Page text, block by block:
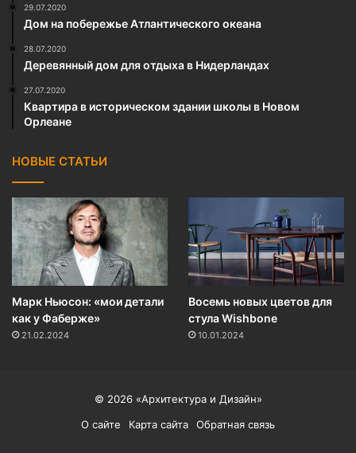
29.07.2020
Дом на побережье Атлантического океана
28.07.2020
Деревянный дом для отдыха в Нидерландах
27.07.2020
Квартира в историческом здании школы в Новом
Орлеане
НОВЫЕ СТАТЬИ
Марк Ньюсон: «мои детали
как у Фаберже»
21.02.2024
Восемь новых цветов для
стула Wishbone
10.01.2024
© 2026 «Архитектура и Дизайн»
О сайте
Карта сайта Обратная связь